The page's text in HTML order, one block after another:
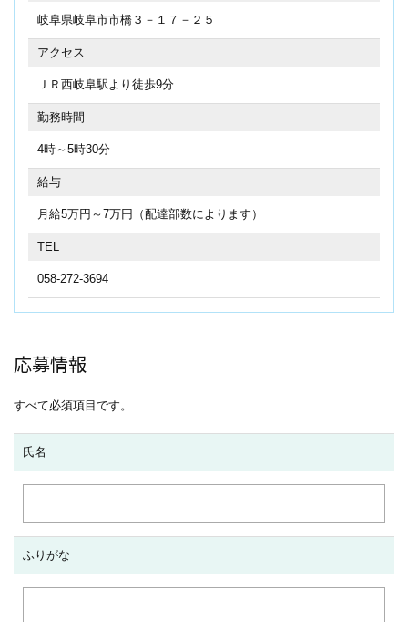
岐阜県岐阜市市橋３－１７－２５
アクセス
ＪＲ西岐阜駅より徒歩9分
勤務時間
4時～5時30分
給与
月給5万円～7万円（配達部数によります）
TEL
058-272-3694
応募情報
すべて必須項目です。
氏名
ふりがな